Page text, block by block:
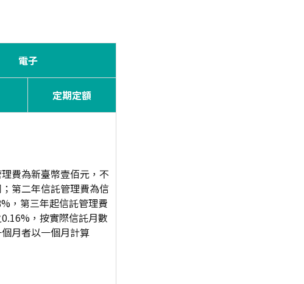
電子
定期定額
費為新臺幣壹佰元，不
第二年信託管理費為信
，第三年起信託管理費
，按實際信託月數
月者以一個月計算